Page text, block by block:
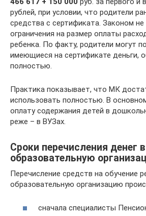
рублей, при условии, что родители
средства с сертификата. Законом
ограничения на размер оплаты
ребенка. По факту, родители могут
имеющиеся на сертификате деньги,
полностью.
Практика показывает, что МК
использовать полностью. В
оплату содержания детей в
реже – в ВУЗах.
Сроки перечисления денег в
образовательную
Перечисление средств на обучение
образовательную организацию
сначала специалисты